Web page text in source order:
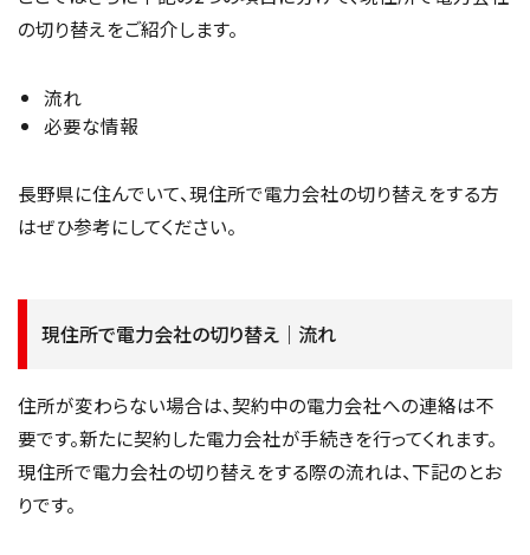
の切り替えをご紹介します。
流れ
必要な情報
長野県に住んでいて、現住所で電力会社の切り替えをする方
はぜひ参考にしてください。
現住所で電力会社の切り替え｜流れ
住所が変わらない場合は、契約中の電力会社への連絡は不
要です。新たに契約した電力会社が手続きを行ってくれます。
現住所で電力会社の切り替えをする際の流れは、下記のとお
りです。